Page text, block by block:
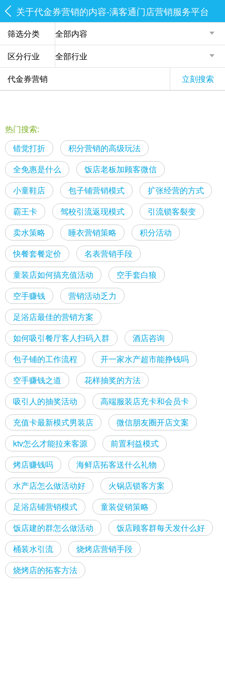
关于代金券营销的内容-满客通门店营销服务平台
筛选分类
区分行业
立刻搜索
热门搜索:
错觉打折
积分营销的高级玩法
全免惠是什么
饭店老板加顾客微信
小童鞋店
包子铺营销模式
扩张经营的方式
霸王卡
驾校引流返现模式
引流锁客裂变
卖水策略
睡衣营销策略
积分活动
快餐套餐定价
名表营销手段
童装店如何搞充值活动
空手套白狼
空手赚钱
营销活动乏力
足浴店最佳的营销方案
如何吸引餐厅客人扫码入群
酒店咨询
包子铺的工作流程
开一家水产超市能挣钱吗
空手赚钱之道
花样抽奖的方法
吸引人的抽奖活动
高端服装店充卡和会员卡
充值卡最新模式男装店
微信朋友圈开店文案
ktv怎么才能拉来客源
前置利益模式
烤店赚钱吗
海鲜店拓客送什么礼物
水产店怎么做活动好
火锅店锁客方案
足浴店铺营销模式
童装促销策略
饭店建的群怎么做活动
饭店顾客群每天发什么好
桶装水引流
烧烤店营销手段
烧烤店的拓客方法